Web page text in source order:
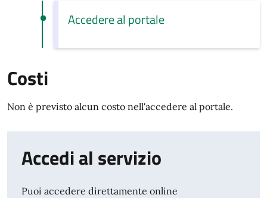
Accedere al portale
Costi
Non è previsto alcun costo nell'accedere al portale.
Accedi al servizio
Puoi accedere direttamente online